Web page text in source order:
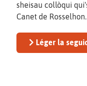
sheisau collòqui
Canet de Rosselhon.
Léger la